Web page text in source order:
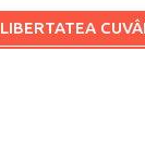
LIBERTATEA